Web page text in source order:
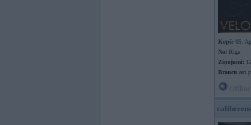
Kopš: 05.
No: Rīga
Ziņojumi:
Braucu ar:
calibreens